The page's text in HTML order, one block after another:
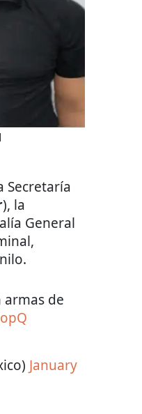
Secretaría
), la
General
de
January